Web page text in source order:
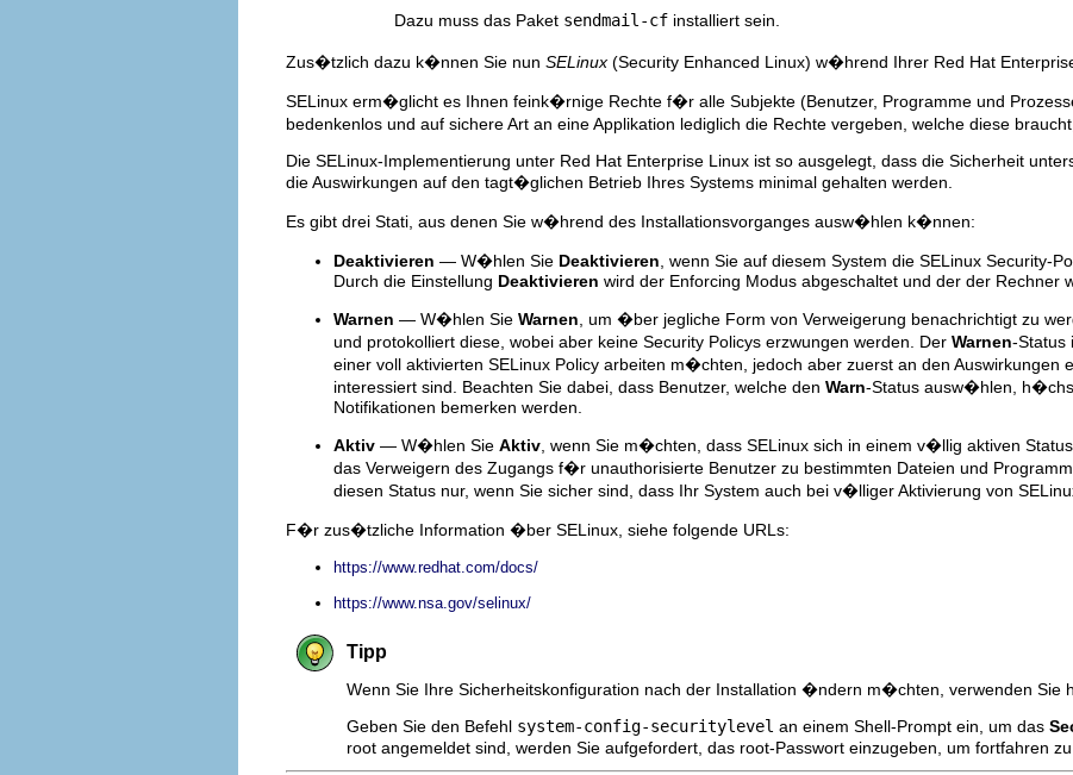
Dazu muss das Paket sendmail-cf installiert sein.
Zus�tzlich dazu k�nnen Sie nun SELinux (Security Enhanced Linux) w�hrend Ihrer Red Hat
SELinux erm�glicht es Ihnen feink�rnige Rechte f�r alle Subjekte (Benutzer, Programme und
bedenkenlos und auf sichere Art an eine Applikation lediglich die Rechte vergeben, welche diese
Die SELinux-Implementierung unter Red Hat Enterprise Linux ist so ausgelegt, dass die Sicherheit
die Auswirkungen auf den tagt�glichen Betrieb Ihres Systems minimal gehalten werden.
Es gibt drei Stati, aus denen Sie w�hrend des Installationsvorganges ausw�hlen k�nnen:
Deaktivieren — W�hlen Sie Deaktivieren , wenn Sie auf diesem System die SELinux
Durch die Einstellung Deaktivieren wird der Enforcing Modus abgeschaltet und der der Rechner
Warnen — W�hlen Sie Warnen , um �ber jegliche Form von Verweigerung benachrichtigt zu
und protokolliert diese, wobei aber keine Security Policys erzwungen werden. Der Warnen-Status
einer voll aktivierten SELinux Policy arbeiten m�chten, jedoch aber zuerst an den Auswirkungen
interessiert sind. Beachten Sie dabei, dass Benutzer, welche den Warn-Status ausw�hlen,
Notifikationen bemerken werden.
Aktiv — W�hlen Sie Aktiv , wenn Sie m�chten, dass SELinux sich in einem v�llig aktiven
das Verweigern des Zugangs f�r unauthorisierte Benutzer zu bestimmten Dateien und
diesen Status nur, wenn Sie sicher sind, dass Ihr System auch bei v�lliger Aktivierung von
F�r zus�tzliche Information �ber SELinux, siehe folgende URLs:
https://www.redhat.com/docs/
https://www.nsa.gov/selinux/
Tipp
Wenn Sie Ihre Sicherheitskonfiguration nach der Installation �ndern m�chten, verwenden Sie
Geben Sie den Befehl system-config-securitylevel an einem Shell-Prompt ein, um das
root angemeldet sind, werden Sie aufgefordert, das root-Passwort einzugeben, um fortfahren